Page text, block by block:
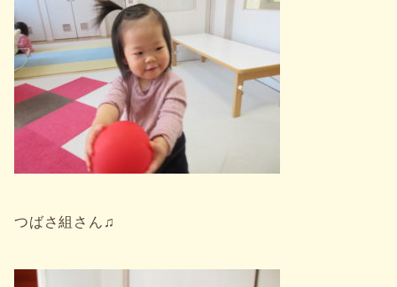
つばさ組さん♫